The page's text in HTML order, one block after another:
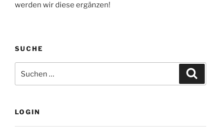
werden wir diese ergänzen!
SUCHE
nach:
LOGIN